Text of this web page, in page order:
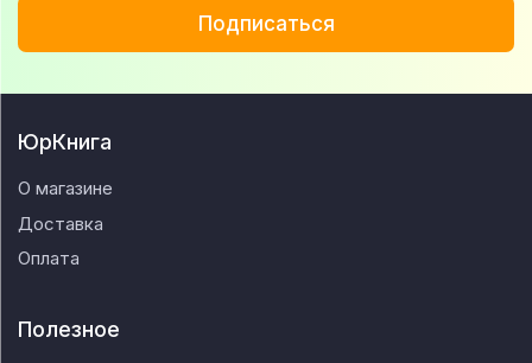
Подписаться
ЮрКнига
О магазине
Доставка
Оплата
Полезное